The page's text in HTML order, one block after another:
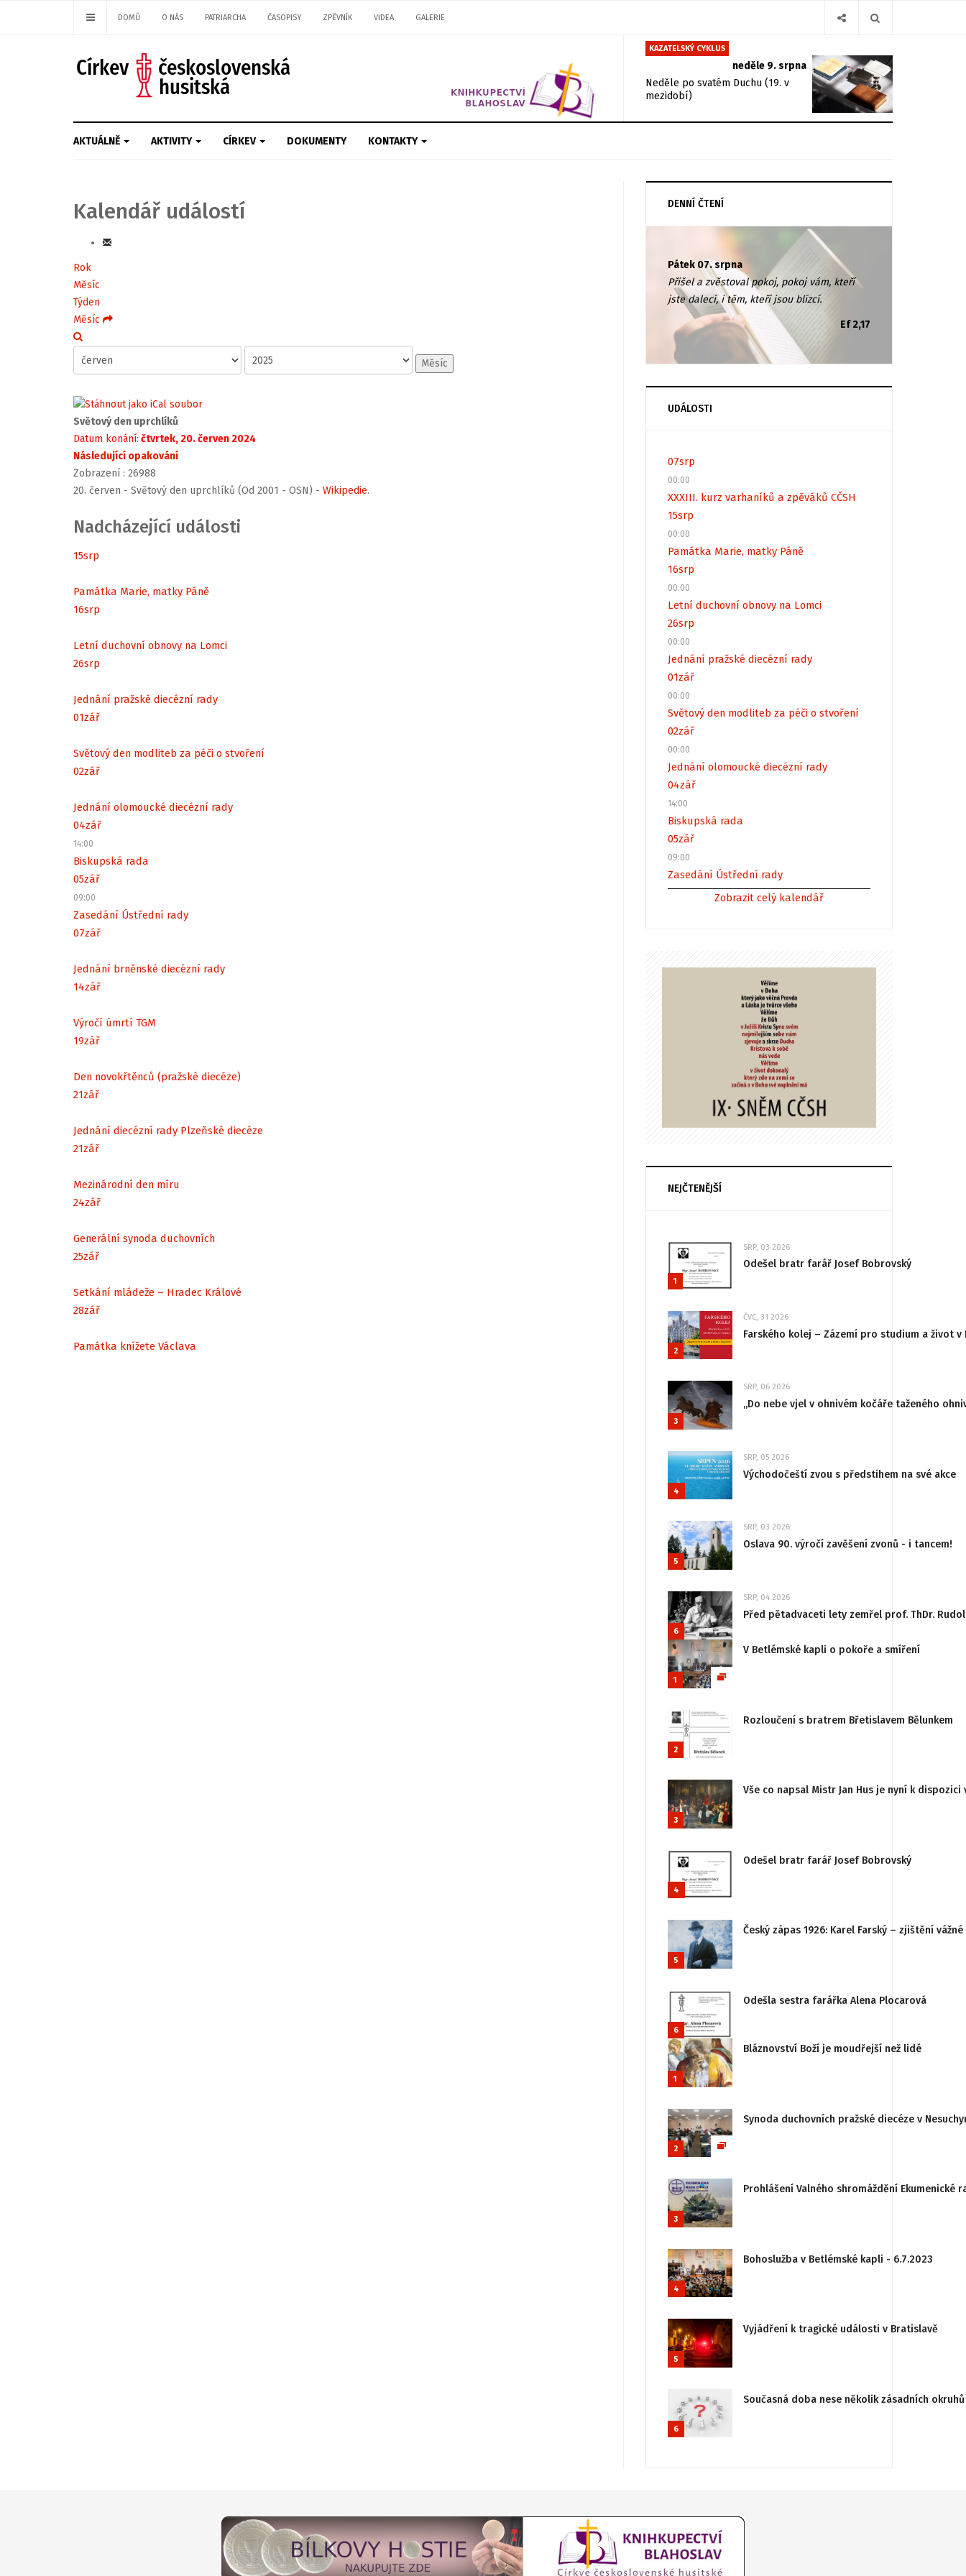
DOMŮ O NÁS PATRIARCHA ČASOPISY ZPĚVNÍK VIDEA GALERIE
KAZATELSKÝ CYKLUS
neděle 9. srpna
Neděle po svatém Duchu (19. v
mezidobí)
AKTUÁLNĚ AKTIVITY CÍRKEV DOKUMENTY KONTAKTY
Kalendář událostí
Rok
Měsíc
Týden
Měsíc
Měsíc
Světový den uprchlíků
Datum konání: čtvrtek, 20. červen 2024
Následující opakování
Zobrazení : 26988
20. červen - Světový den uprchlíků (Od 2001 - OSN) - Wikipedie.
Nadcházející události
15srp
Památka Marie, matky Páně
16srp
Letní duchovní obnovy na Lomci
26srp
Jednání pražské diecézní rady
01zář
Světový den modliteb za péči o stvoření
02zář
Jednání olomoucké diecézní rady
04zář
14:00
Biskupská rada
05zář
09:00
Zasedání Ústřední rady
07zář
Jednání brněnské diecézní rady
14zář
Výročí úmrtí TGM
19zář
Den novokřtěnců (pražské diecéze)
21zář
Jednání diecézní rady Plzeňské diecéze
21zář
Mezinárodní den míru
24zář
Generální synoda duchovních
25zář
Setkání mládeže – Hradec Králové
28zář
Památka knížete Václava
DENNÍ ČTENÍ
Pátek 07. srpna
Přišel a zvěstoval pokoj, pokoj vám, kteří
jste dalecí, i těm, kteří jsou blízcí.
Ef 2,17
UDÁLOSTI
07srp
00:00
XXXIII. kurz varhaníků a zpěváků CČSH
15srp
00:00
Památka Marie, matky Páně
16srp
00:00
Letní duchovní obnovy na Lomci
26srp
00:00
Jednání pražské diecézní rady
01zář
00:00
Světový den modliteb za péči o stvoření
02zář
00:00
Jednání olomoucké diecézní rady
04zář
14:00
Biskupská rada
05zář
09:00
Zasedání Ústřední rady
Zobrazit celý kalendář
NEJČTENĚJŠÍ
1
SRP, 03 2026
Odešel bratr farář Josef Bobrovský
2
ČVC, 31 2026
Farského kolej – Zázemí pro studium a život v
3
SRP, 06 2026
„Do nebe vjel v ohnivém kočáře taženého
4
SRP, 05 2026
Východočeští zvou s předstihem na své akce
5
SRP, 03 2026
Oslava 90. výročí zavěšení zvonů - i tancem!
6
SRP, 04 2026
Před pětadvaceti lety zemřel prof. ThDr.
1
V Betlémské kapli o pokoře a smíření
2
Rozloučení s bratrem Břetislavem Bělunkem
3
Vše co napsal Mistr Jan Hus je nyní k
4
Odešel bratr farář Josef Bobrovský
5
Český zápas 1926: Karel Farský – zjištění
6
Odešla sestra farářka Alena Plocarová
1
Bláznovství Boží je moudřejší než lidé
2
Synoda duchovních pražské diecéze v
3
Prohlášení Valného shromáždění
4
Bohoslužba v Betlémské kapli - 6.7.2023
5
Vyjádření k tragické události v Bratislavě
6
Současná doba nese několik zásadních